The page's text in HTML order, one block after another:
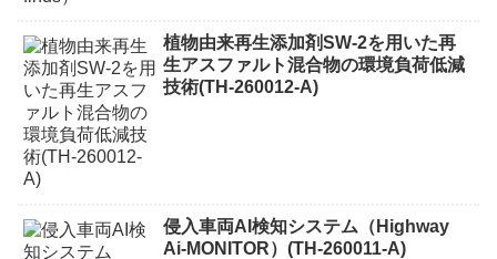
植物由来再生添加剤SW-2を用いた再
生アスファルト混合物の環境負荷低減
技術(TH-260012-A)
侵入車両AI検知システム（Highway
Ai-MONITOR）(TH-260011-A)